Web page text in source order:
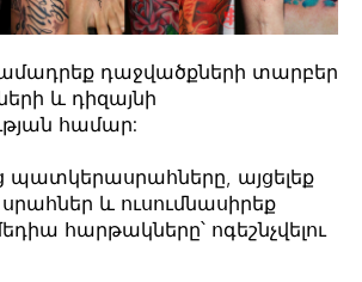
դաջվածքների տարբեր
և դիզայնի
համար:
պատկերասրահները, այցելեք
և ուսումնասիրեք
հարթակները՝ ոգեշնչվելու